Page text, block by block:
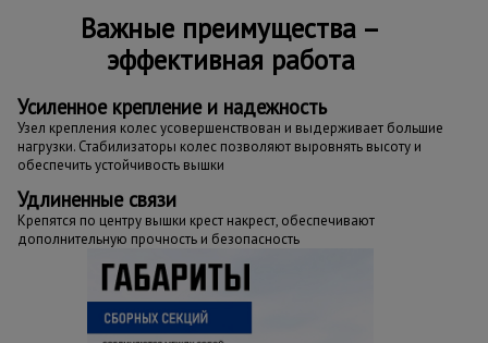
Важные преимущества –
эффективная работа
Усиленное крепление и надежность
Узел крепления колес усовершенствован и выдерживает большие
нагрузки. Стабилизаторы колес позволяют выровнять высоту и
обеспечить устойчивость вышки
Удлиненные связи
Крепятся по центру вышки крест накрест, обеспечивают
дополнительную прочность и безопасность